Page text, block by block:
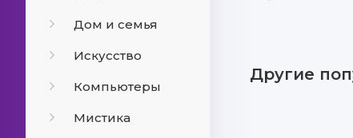
Дом и семья
Искусство
Компьютеры
Мистика
Другие